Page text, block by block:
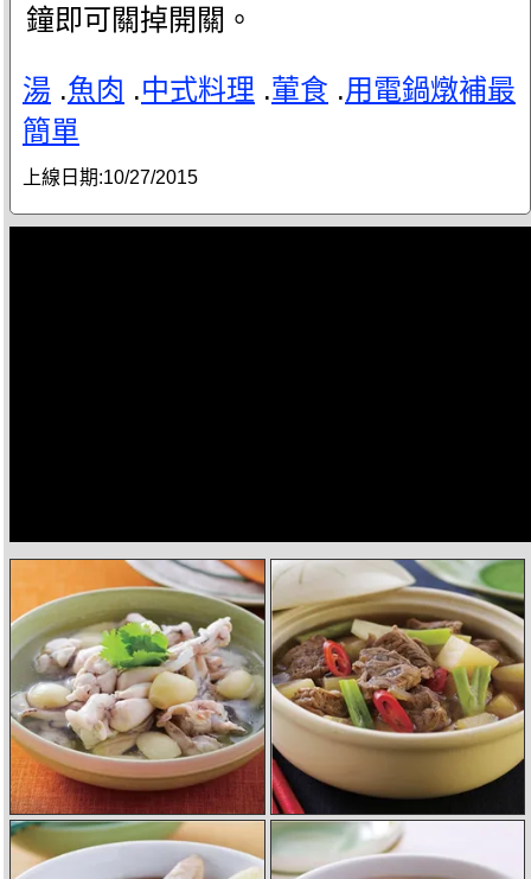
鐘即可關掉開關。
湯 .魚肉 .中式料理 .葷食 .用電鍋燉補最
簡單
上線日期:10/27/2015